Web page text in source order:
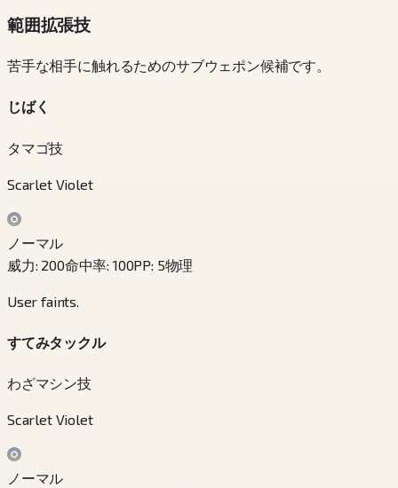
範囲拡張技
苦手な相手に触れるためのサブウェポン候補です。
じばく
タマゴ技
Scarlet Violet
ノーマル
威力: 200命中率: 100PP: 5物理
User faints.
すてみタックル
わざマシン技
Scarlet Violet
ノーマル